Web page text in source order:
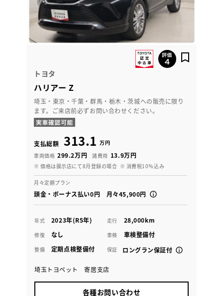
トヨタ
ハリアー Z
埼玉・東京・千葉・群馬・栃木・茨城への販売に限り
ます。ご来店前必ずお問い合わせください。
支払総額 313.1 万円
車両価格 299.2万円 諸費用 13.9万円
※ 価格は展示店にて8月登録の場合 ※ 消費税10％込み
月々定額プラン
頭金・ボーナス払い0円 月々45,900円
年式 2023年(R5年) 走行 28,000km
修復 なし 車検 車検整備付
整備 定期点検整備付 保証 ロングラン保証付
埼玉トヨペット 寄居支店
各種お問い合わせ